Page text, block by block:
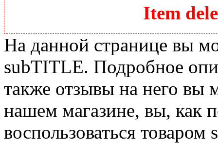
Item
На данной странице вы
subTITLE. Подробное
также отзывы на него вы
нашем магазине, вы, как
воспользоваться